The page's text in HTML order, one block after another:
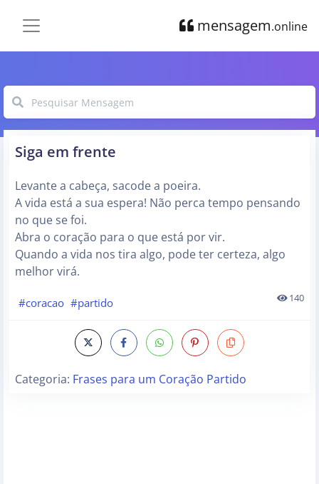
mensagem.online
Siga em frente
Levante a cabeça, sacode a poeira.
A vida está a sua espera! Não perca tempo pensando
no que se foi.
Abra o coração para o que está por vir.
Quando a vida nos tira algo, pode ter certeza, algo
melhor virá.
#coracao #partido 140
Categoria: Frases para um Coração Partido